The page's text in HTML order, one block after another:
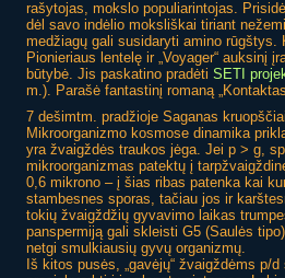
rašytojas, mokslo populiarintojas.
dėl savo indėlio moksliškai tiriant
medžiagų gali susidaryti amino
Pionieriaus lentelę ir „Voyager“
būtybė. Jis paskatino pradėtiSETI
m.). Parašė fantastinį romaną
7 dešimtm. pradžioje Saganas
Mikroorganizmo kosmose dinamika
yra žvaigždės traukos jėga. Jei p > g,
mikroorganizmas patektų į
0,6 mikrono – į šias ribas patenka kai
stambesnes sporas, tačiau jos ir
tokių žvaigždžių gyvavimo laikas
panspermiją gali skleisti G5 (Saulės
netgi smulkiausių gyvų organizmų.
Iš kitos pusės, „gavėjų“ žvaigždėms